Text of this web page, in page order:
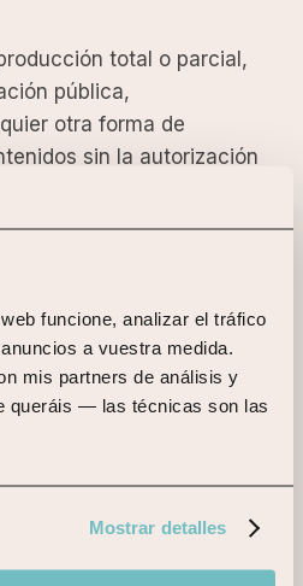
funcione, analizar el tráfico
a vuestra medida.
mis partners de análisis y
queráis — las técnicas son las
Mostrar detalles
total o parcial,
pública,
otra forma de
sin la autorización
la titular. El acceso al sitio
relacionada con
de derechos de
industrial, así como sobre
puede dirigirse a